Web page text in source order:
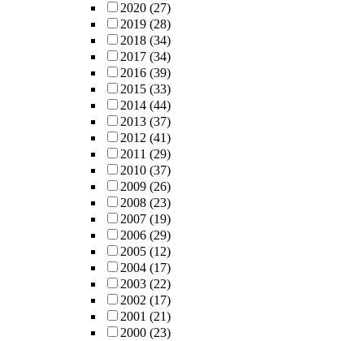
2020 (27)
2019 (28)
2018 (34)
2017 (34)
2016 (39)
2015 (33)
2014 (44)
2013 (37)
2012 (41)
2011 (29)
2010 (37)
2009 (26)
2008 (23)
2007 (19)
2006 (29)
2005 (12)
2004 (17)
2003 (22)
2002 (17)
2001 (21)
2000 (23)